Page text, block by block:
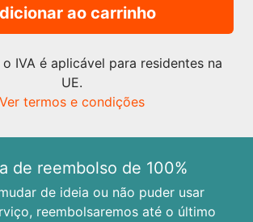
ao carrinho
IVA é aplicável para residentes na
UE.
Ver termos e condições
de reembolso de 100%
de ideia ou não puder usar
reembolsaremos até o último